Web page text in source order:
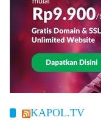
KAPOL.TV